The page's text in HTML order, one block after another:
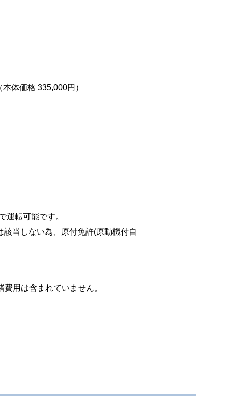
体価格 335,000円）
運転可能です。
当しない為、原付免許(原動機付自
用は含まれていません。